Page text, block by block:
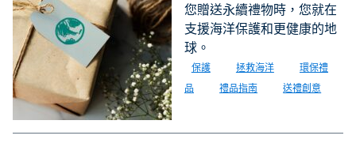
您贈送永續禮物時，您就在
支援海洋保護和更健康的地
球。
保護 拯救海洋
環保禮
品
禮品指南 送禮創意